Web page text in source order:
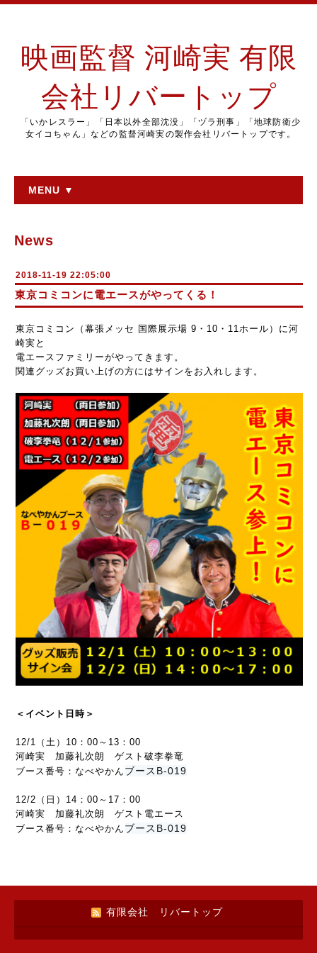
映画監督 河崎実 有限
会社リバートップ
「いかレスラー」「日本以外全部沈没」「ヅラ刑事」「地球防衛少
女イコちゃん」などの監督河崎実の製作会社リバートップです。
MENU ▼
News
2018-11-19 22:05:00
東京コミコンに電エースがやってくる！
東京コミコン（幕張メッセ 国際展示場 9・10・11ホール）に河
崎実と
電エースファミリーがやってきます。
関連グッズお買い上げの方にはサインをお入れします。
＜イベント日時＞
12/1（土）10：00～13：00
河崎実 加藤礼次朗 ゲスト破李拳竜
ブース番号：なべやかん ブースB-019
12/2（日）14：00～17：00
河崎実 加藤礼次朗 ゲスト電エース
ブース番号：なべやかん ブースB-019
有限会社 リバートップ